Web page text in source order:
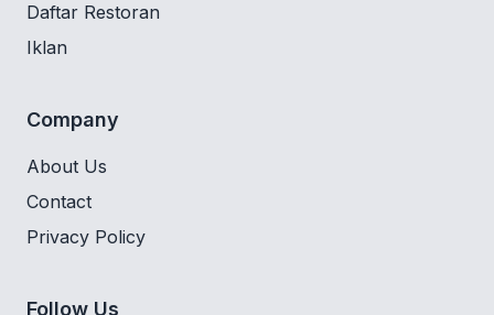
Daftar Restoran
Iklan
Company
About Us
Contact
Privacy Policy
Follow Us